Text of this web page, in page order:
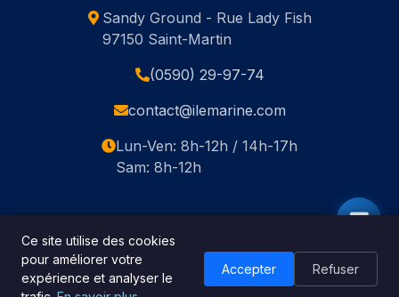
Sandy Ground - Rue Lady Fish
97150 Saint-Martin
(0590) 29-97-74
contact@ilemarine.com
Lun-Ven: 8h-12h / 14h-17h
Sam: 8h-12h
© 2020-2026 Île Marine. Tous droits réservés.
🇬🇧 English
Ce site utilise des cookies
pour améliorer votre
expérience et analyser le
Accepter Refuser